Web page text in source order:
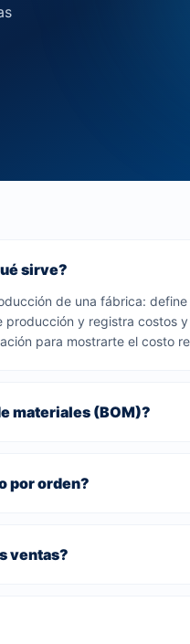
sirve?
de una fábrica:
producción y registra costos
para mostrarte el costo
materiales (BOM)?
por orden?
ventas?